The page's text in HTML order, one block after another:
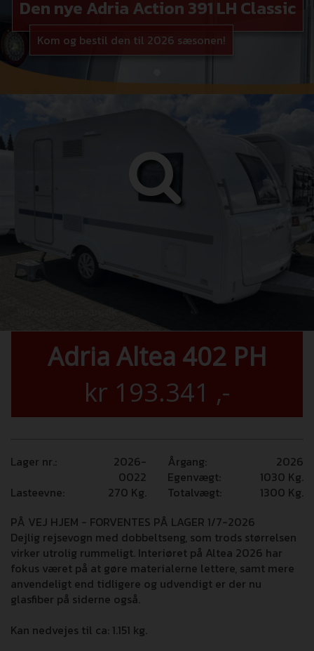
Den nye Adria Action 391 LH Classic
Kom og bestil den til 2026 sæsonen!
Adria Altea 402 PH
kr 193.341 ,-
Lager nr.:
2026-
0022
Årgang:
2026
Egenvægt:
1030 Kg.
Lasteevne:
270 Kg. Totalvægt: 1300 Kg.
PÅ VEJ HJEM - FORVENTES PÅ LAGER 1/7-2026
Dejlig rejsevogn med dobbeltseng, som trods størrelsen
virker utrolig rummeligt. Interiøret på Altea 2026 har
fokus været på at gøre materialerne lettere, samt mere
anvendeligt end tidligere og udvendigt er der nu
glasfiber på siderne også.
Kan nedvejes til ca: 1.151 kg.